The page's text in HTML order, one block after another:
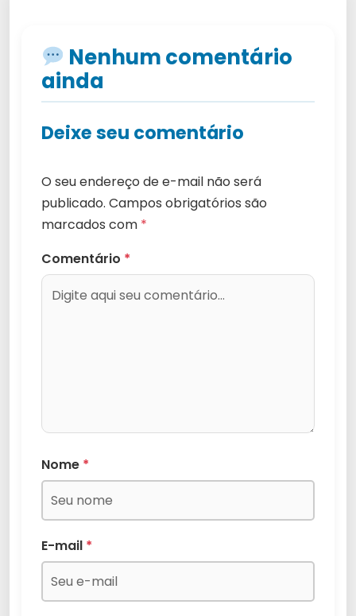
Nenhum comentário
ainda
Deixe seu comentário
O seu endereço de e-mail não será
publicado. Campos obrigatórios são
marcados com *
Comentário *
Nome *
E-mail *